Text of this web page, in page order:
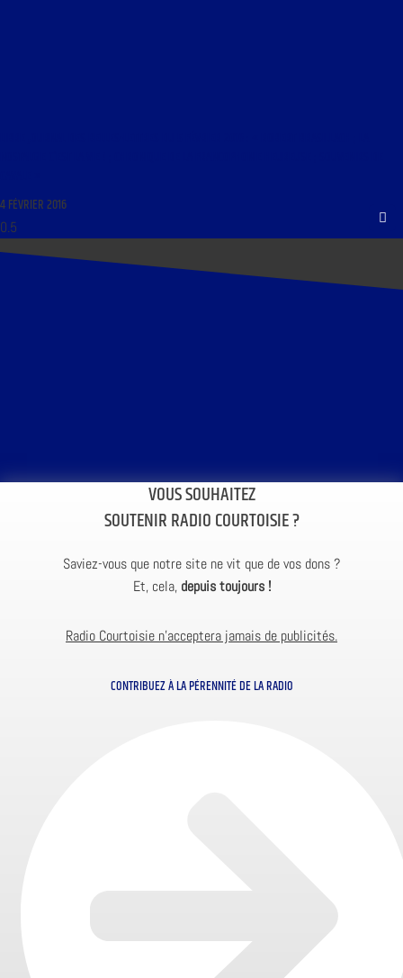
4 FÉVRIER 2016
VOUS SOUHAITEZ
SOUTENIR RADIO COURTOISIE ?
Saviez-vous que notre site ne vit que de vos dons ?
Et, cela, depuis toujours !
Radio Courtoisie n’acceptera jamais de publicités.
CONTRIBUEZ À LA PÉRENNITÉ DE LA RADIO